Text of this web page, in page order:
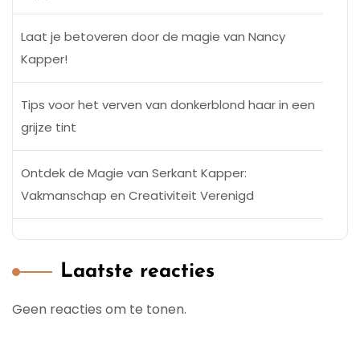
Laat je betoveren door de magie van Nancy
Kapper!
Tips voor het verven van donkerblond haar in een
grijze tint
Ontdek de Magie van Serkant Kapper:
Vakmanschap en Creativiteit Verenigd
Laatste reacties
Geen reacties om te tonen.